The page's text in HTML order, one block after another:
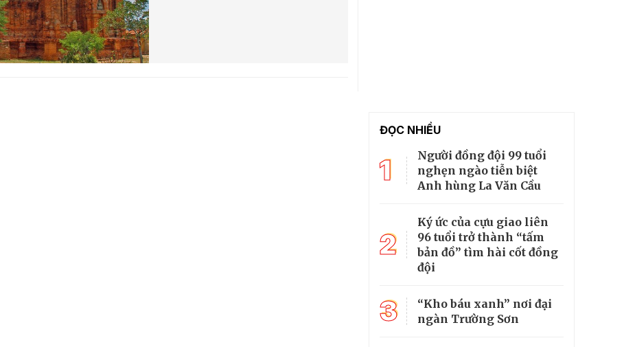
ĐỌC NHIỀU
1
Người đồng đội 99 tuổi
nghẹn ngào tiễn biệt
Anh hùng La Văn Cầu
2
Ký ức của cựu giao liên
96 tuổi trở thành “tấm
bản đồ” tìm hài cốt đồng
đội
3
“Kho báu xanh” nơi đại
ngàn Trường Sơn